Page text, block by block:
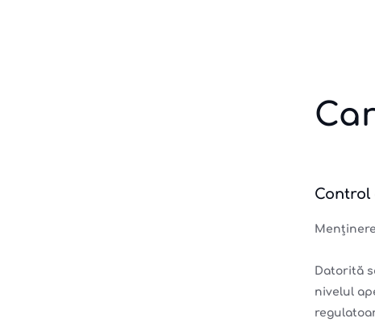
Control
Datorită
nivelul